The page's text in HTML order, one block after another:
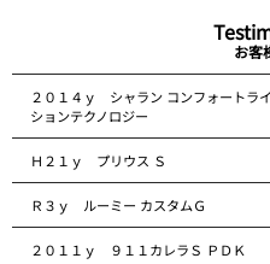
お客
２０１４ｙ シャラン コンフォートラ
ションテクノロジー
Ｈ２１ｙ プリウス Ｓ
Ｒ３ｙ ルーミー カスタムＧ
２０１１ｙ ９１１カレラＳ ＰＤＫ